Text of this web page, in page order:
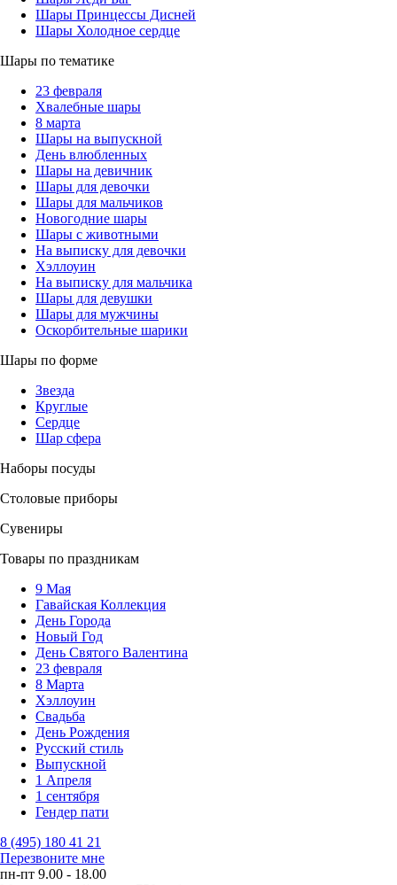
Шары Принцессы Дисней
Шары Холодное сердце
Шары по тематике
23 февраля
Хвалебные шары
8 марта
Шары на выпускной
День влюбленных
Шары на девичник
Шары для девочки
Шары для мальчиков
Новогодние шары
Шары с животными
На выписку для девочки
Хэллоуин
На выписку для мальчика
Шары для девушки
Шары для мужчины
Оскорбительные шарики
Шары по форме
Звезда
Круглые
Сердце
Шар сфера
Наборы посуды
Столовые приборы
Сувениры
Товары по праздникам
9 Мая
Гавайская Коллекция
День Города
Новый Год
День Святого Валентина
23 февраля
8 Марта
Хэллоуин
Свадьба
День Рождения
Русский стиль
Выпускной
1 Апреля
1 сентября
Гендер пати
8 (495) 180 41 21
Перезвоните мне
пн-пт 9.00 - 18.00